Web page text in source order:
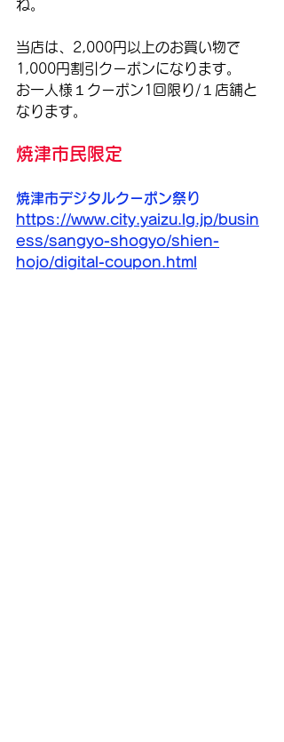
ね。
当店は、2,000円以上のお買い物で
1,000円割引クーポンになります。
お一人様１クーポン1回限り/１店舗と
なります。
焼津市民限定
焼津市デジタルクーポン祭り
https://www.city.yaizu.lg.jp/busin
ess/sangyo-shogyo/shien-
hojo/digital-coupon.html